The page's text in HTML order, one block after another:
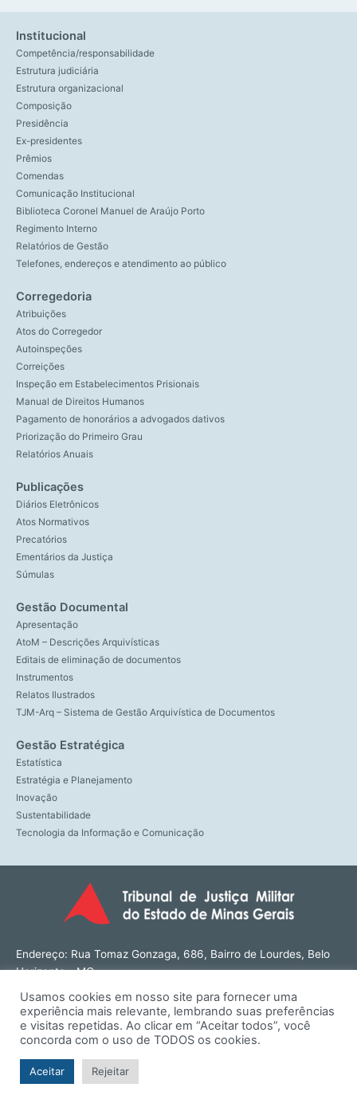
Institucional
Competência/responsabilidade
Estrutura judiciária
Estrutura organizacional
Composição
Presidência
Ex-presidentes
Prêmios
Comendas
Comunicação Institucional
Biblioteca Coronel Manuel de Araújo Porto
Regimento Interno
Relatórios de Gestão
Telefones, endereços e atendimento ao público
Corregedoria
Atribuições
Atos do Corregedor
Autoinspeções
Correições
Inspeção em Estabelecimentos Prisionais
Manual de Direitos Humanos
Pagamento de honorários a advogados dativos
Priorização do Primeiro Grau
Relatórios Anuais
Publicações
Diários Eletrônicos
Atos Normativos
Precatórios
Ementários da Justiça
Súmulas
Gestão Documental
Apresentação
AtoM – Descrições Arquivísticas
Editais de eliminação de documentos
Instrumentos
Relatos Ilustrados
TJM-Arq – Sistema de Gestão Arquivística de Documentos
Gestão Estratégica
Estatística
Estratégia e Planejamento
Inovação
Sustentabilidade
Tecnologia da Informação e Comunicação
Endereço: Rua Tomaz Gonzaga, 686, Bairro de Lourdes, Belo
Horizonte - MG
Tel: (31) 3274-1566
Contato: ouvidoria@tjmmg.jus.br
Funcionamento: Segunda a Sexta, das 8h às 18h
Usamos cookies em nosso site para fornecer uma
experiência mais relevante, lembrando suas preferências
e visitas repetidas. Ao clicar em “Aceitar todos”, você
concorda com o uso de TODOS os cookies.
Aceitar Rejeitar